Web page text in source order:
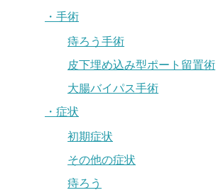
・手術
痔ろう手術
皮下埋め込み型ポート留置術
大腸バイパス手術
・症状
初期症状
その他の症状
痔ろう